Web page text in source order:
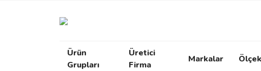
Ürün
Grupları
Üretici
Firma
Markalar Ölçek